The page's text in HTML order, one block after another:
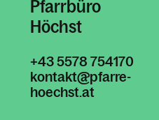
Pfarrbüro
Höchst
+43 5578 754170
kontakt@pfarre-
hoechst.at